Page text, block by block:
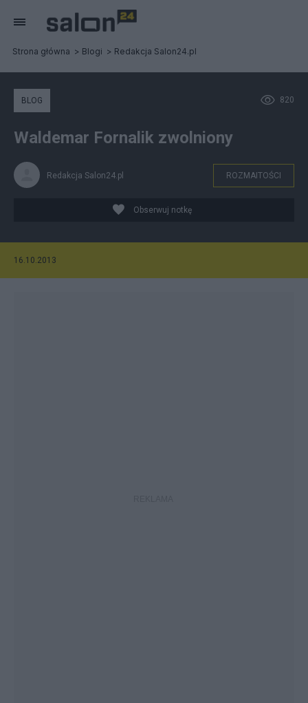
Strona główna Blogi Redakcja Salon24.pl
820
BLOG
Waldemar Fornalik zwolniony
Redakcja Salon24.pl ROZMAITOŚCI
Obserwuj notkę
16.10.2013